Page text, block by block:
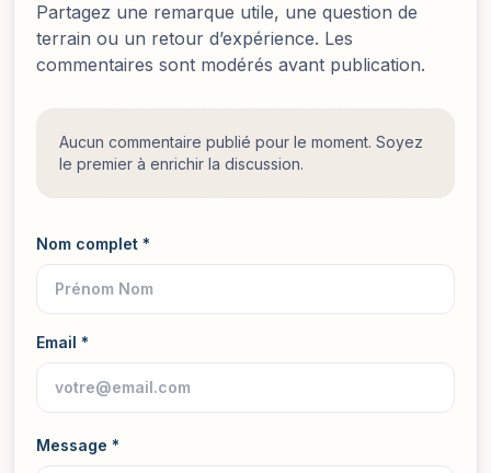
Partagez une remarque utile, une question de
terrain ou un retour d’expérience. Les
commentaires sont modérés avant publication.
Aucun commentaire publié pour le moment. Soyez
le premier à enrichir la discussion.
Nom complet *
Email *
Message *